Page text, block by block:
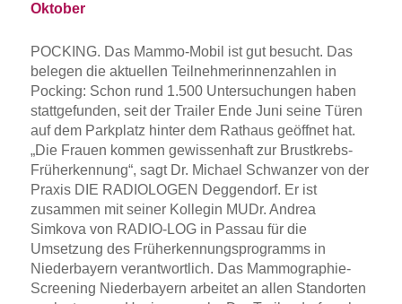
Oktober
POCKING. Das Mammo-Mobil ist gut besucht. Das
belegen die aktuellen Teilnehmerinnenzahlen in
Pocking: Schon rund 1.500 Untersuchungen haben
stattgefunden, seit der Trailer Ende Juni seine Türen
auf dem Parkplatz hinter dem Rathaus geöffnet hat.
„Die Frauen kommen gewissenhaft zur Brustkrebs-
Früherkennung“, sagt Dr. Michael Schwanzer von der
Praxis DIE RADIOLOGEN Deggendorf. Er ist
zusammen mit seiner Kollegin MUDr. Andrea
Simkova von RADIO-LOG in Passau für die
Umsetzung des Früherkennungsprogramms in
Niederbayern verantwortlich. Das Mammographie-
Screening Niederbayern arbeitet an allen Standorten